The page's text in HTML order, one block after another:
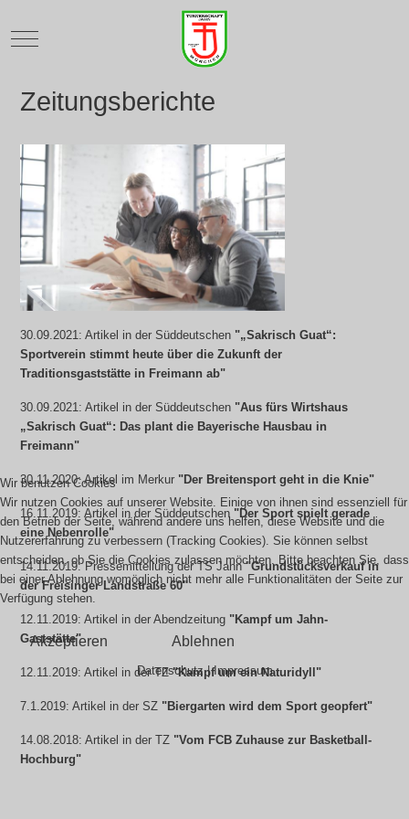
Mobile Menu Toggle
Zeitungsberichte
30.09.2021: Artikel in der Süddeutschen "„Sakrisch Guat“:
Sportverein stimmt heute über die Zukunft der
Traditionsgaststätte in Freimann ab"
30.09.2021: Artikel in der Süddeutschen "Aus fürs Wirtshaus
„Sakrisch Guat“: Das plant die Bayerische Hausbau in
Freimann"
30.11.2020: Artikel im Merkur "Der Breitensport geht in die Knie"
16.11.2019: Artikel in der Süddeutschen "Der Sport spielt gerade
eine Nebenrolle"
14.11.2019: Pressemitteilung der TS Jahn"Grundstücksverkauf in
der Freisinger Landstraße 60"
12.11.2019: Artikel in der Abendzeitung "Kampf um Jahn-
Gaststätte"
12.11.2019: Artikel in der TZ"Kampf um ein Naturidyll"
7.1.2019: Artikel in der SZ "Biergarten wird dem Sport geopfert"
14.08.2018: Artikel in der TZ "Vom FCB Zuhause zur Basketball-
Hochburg"
Wir benutzen Cookies
Wir nutzen Cookies auf unserer Website. Einige von ihnen sind essenziell für
den Betrieb der Seite, während andere uns helfen, diese Website und die
Nutzererfahrung zu verbessern (Tracking Cookies). Sie können selbst
entscheiden, ob Sie die Cookies zulassen möchten. Bitte beachten Sie, dass
bei einer Ablehnung womöglich nicht mehr alle Funktionalitäten der Seite zur
Verfügung stehen.
Akzeptieren Ablehnen
Datenschutz|Impressum